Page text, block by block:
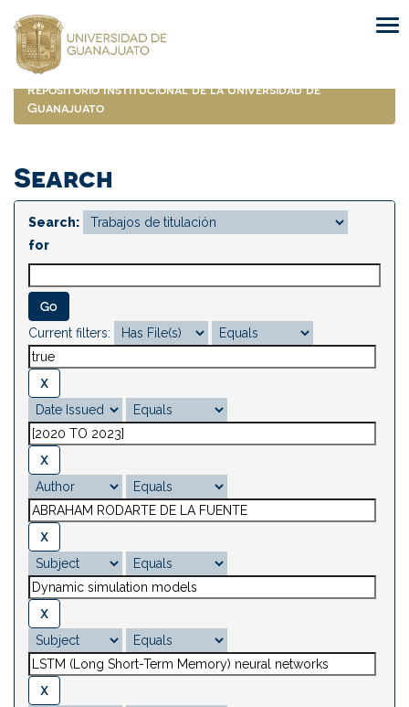
navigation
Repositorio Institucional de la Universidad de
Guanajuato
Search
Search:
for
Current filters: